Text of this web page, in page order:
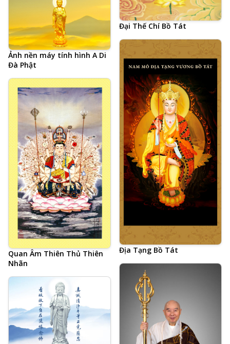
Đại Thế Chí Bồ Tát
Ảnh nền máy tính hình A Di
Đà Phật
Địa Tạng Bồ Tát
Quan Âm Thiên Thủ Thiên
Nhãn